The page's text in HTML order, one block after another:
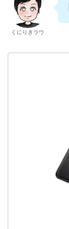
くにりきラウ